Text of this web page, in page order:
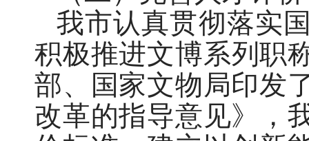
我市认真贯彻落实
积极推进文博系列职
部、国家文物局印发
改革的指导意见》，